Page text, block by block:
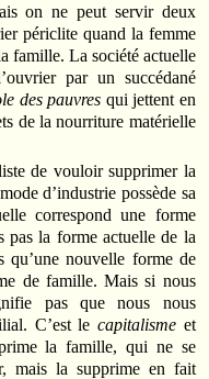
on ne peut servir deux
périclite quand la femme
famille. La société actuelle
par un succédané
des pauvres qui jettent en
de la nourriture matérielle
de vouloir supprimer la
d’industrie possède sa
correspond une forme
pas la forme actuelle de la
qu’une nouvelle forme de
de famille. Mais si nous
pas que nous nous
C’est le capitalisme et
la famille, qui ne se
mais la supprime en fait